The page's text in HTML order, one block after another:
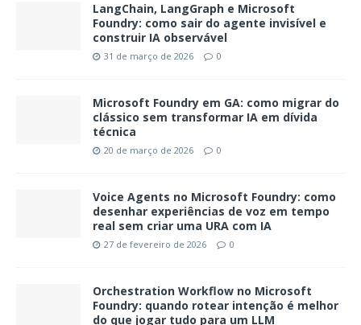
LangChain, LangGraph e Microsoft
Foundry: como sair do agente invisível e
construir IA observável
31 de março de 2026 0
Microsoft Foundry em GA: como migrar do
clássico sem transformar IA em dívida
técnica
20 de março de 2026 0
Voice Agents no Microsoft Foundry: como
desenhar experiências de voz em tempo
real sem criar uma URA com IA
27 de fevereiro de 2026 0
Orchestration Workflow no Microsoft
Foundry: quando rotear intenção é melhor
do que jogar tudo para um LLM